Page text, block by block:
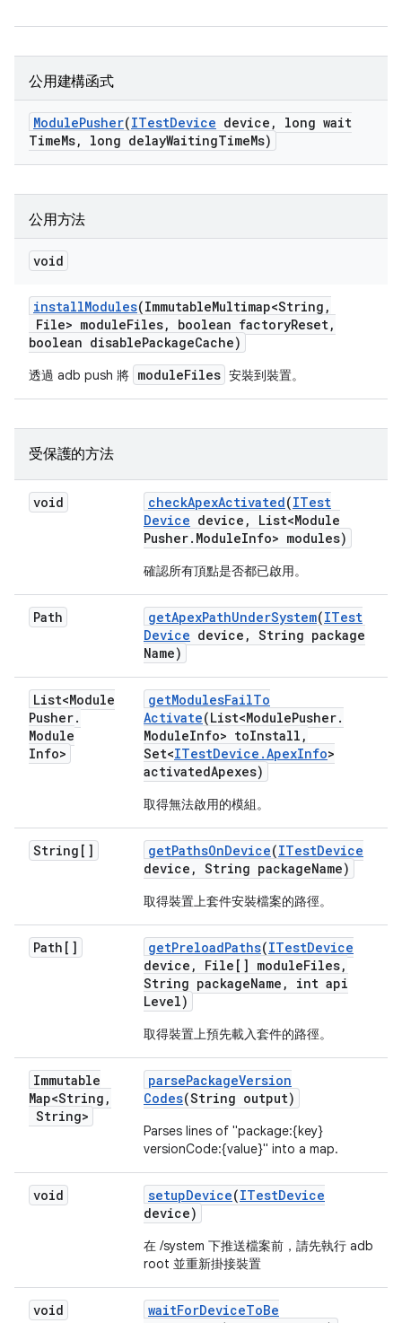
公用建構函式
ModulePusher(ITestDevice device ,
long wait
TimeMs, long delayWaitingTimeMs)
公用方法
void
installModules(ImmutableMultimap<String ,
File> moduleFiles, boolean factoryReset,
boolean disablePackageCache)
透過 adb push 將 moduleFiles 安裝到裝置。
受保護的方法
void checkApexActivated(ITest
Device device ,
List<Module
Pusher. ModuleInfo> modules)
確認所有頂點是否都已啟用。
Path getApexPathUnderSystem(ITest
Device device , String package
Name)
List<Module
Pusher.
Module
Info>
getModulesFailTo
Activate(List<ModulePusher.
ModuleInfo> toInstall ,
Set<ITestDevice .ApexInfo>
activatedApexes)
取得無法啟用的模組。
String[] getPathsOnDevice(ITestDevice
device , String packageName)
取得裝置上套件安裝檔案的路徑。
Path[] getPreloadPaths(ITestDevice
device , File[] moduleFiles,
String packageName ,
int api
Level)
取得裝置上預先載入套件的路徑。
Immutable
Map<String ,
String>
parsePackageVersion
Codes(String output)
Parses lines of "package:{key}
versionCode:{value}" into a map.
void setupDevice(ITestDevice
device)
在 /system 下推送檔案前，請先執行 adb
root 並重新掛接裝置
void waitForDeviceToBe